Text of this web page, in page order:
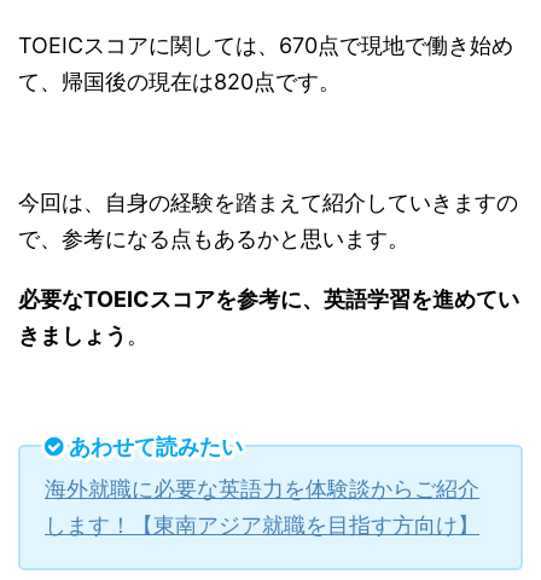
TOEICスコアに関しては、670点で現地で働き始め
て、帰国後の現在は820点です。
今回は、自身の経験を踏まえて紹介していきますの
で、参考になる点もあるかと思います。
必要なTOEICスコアを参考に、英語学習を進めてい
きましょう 。
あわせて読みたい
海外就職に必要な英語力を体験談からご紹介
します！【東南アジア就職を目指す方向け】